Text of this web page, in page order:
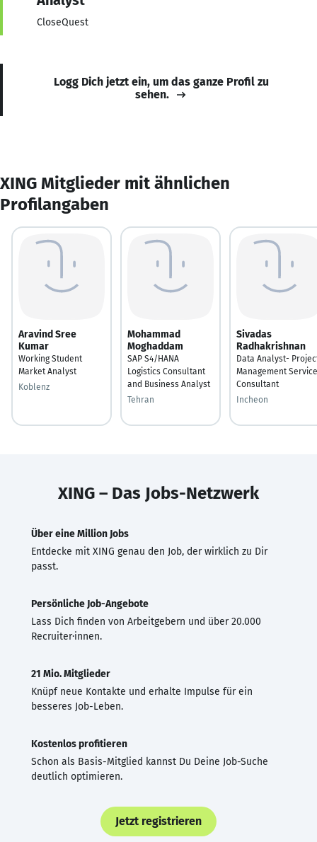
CloseQuest
Logg Dich jetzt ein, um das ganze Profil zu
sehen.
XING Mitglieder mit ähnlichen
Profilangaben
Aravind Sree
Kumar
Working Student
Market Analyst
Koblenz
Mohammad
Moghaddam
SAP S4/HANA
Logistics Consultant
and Business Analyst
Tehran
Sivadas
Radhakrishnan
Data Analyst-
Management
Consultant
Incheon
XING – Das Jobs-Netzwerk
Über eine Million Jobs
Entdecke mit XING genau den Job, der wirklich zu Dir
passt.
Persönliche Job-Angebote
Lass Dich finden von Arbeitgebern und über 20.000
Recruiter·innen.
21 Mio. Mitglieder
Knüpf neue Kontakte und erhalte Impulse für ein
besseres Job-Leben.
Kostenlos profitieren
Schon als Basis-Mitglied kannst Du Deine Job-Suche
deutlich optimieren.
Jetzt registrieren